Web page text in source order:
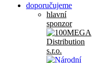
doporučujeme
hlavní
sponzor